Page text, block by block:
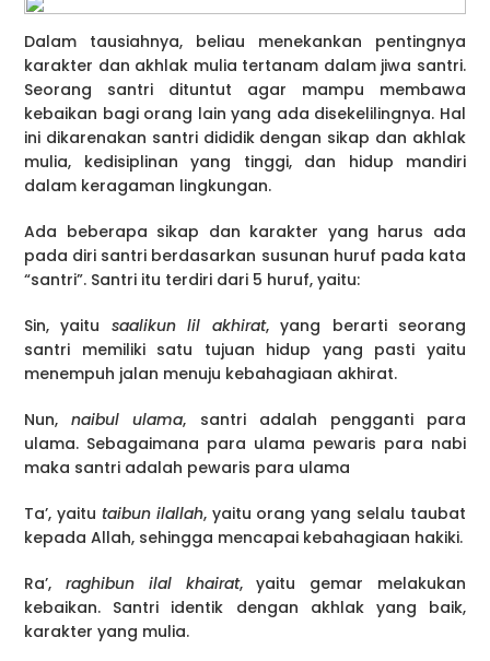
Dalam tausiahnya, beliau menekankan pentingnya
karakter dan akhlak mulia tertanam dalam jiwa santri.
Seorang santri dituntut agar mampu membawa
kebaikan bagi orang lain yang ada disekelilingnya. Hal
ini dikarenakan santri dididik dengan sikap dan akhlak
mulia, kedisiplinan yang tinggi, dan hidup mandiri
dalam keragaman lingkungan.
Ada beberapa sikap dan karakter yang harus ada
pada diri santri berdasarkan susunan huruf pada kata
“santri”. Santri itu terdiri dari 5 huruf, yaitu:
Sin, yaitu saalikun lil akhirat, yang berarti seorang
santri memiliki satu tujuan hidup yang pasti yaitu
menempuh jalan menuju kebahagiaan akhirat.
Nun,naibul ulama, santri adalah pengganti para
ulama. Sebagaimana para ulama pewaris para nabi
maka santri adalah pewaris para ulama
Ta’, yaitu taibun ilallah, yaitu orang yang selalu taubat
kepada Allah, sehingga mencapai kebahagiaan hakiki.
Ra’, raghibun ilal khairat, yaitu gemar melakukan
kebaikan. Santri identik dengan akhlak yang baik,
karakter yang mulia.